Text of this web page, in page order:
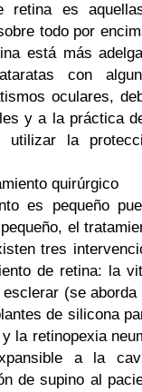
retina es
todo por
está más
con
oculares,
y a la práctica
la
quirúrgico
es pequeño
el
tres
de retina: la
(se aborda
de silicona
la retinopexia
a la
de supino al